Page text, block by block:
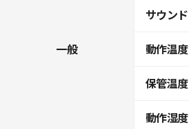
一般
サウンド
動作温度
保管温度
動作湿度